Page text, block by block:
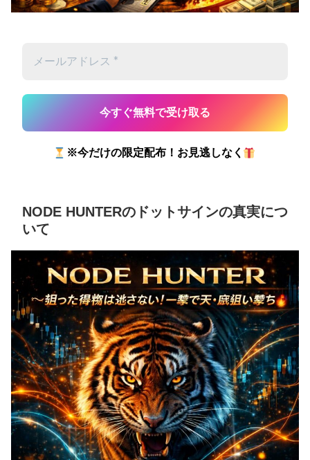
※今だけの限定配布！お見逃しなく
NODE HUNTERのドットサインの真実につ
いて